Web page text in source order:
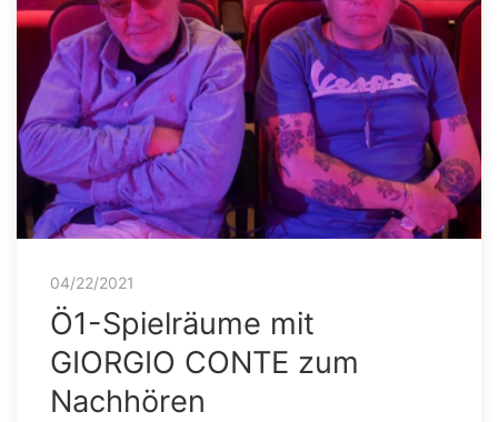
04/22/2021
Ö1-Spielräume mit
GIORGIO CONTE zum
Nachhören